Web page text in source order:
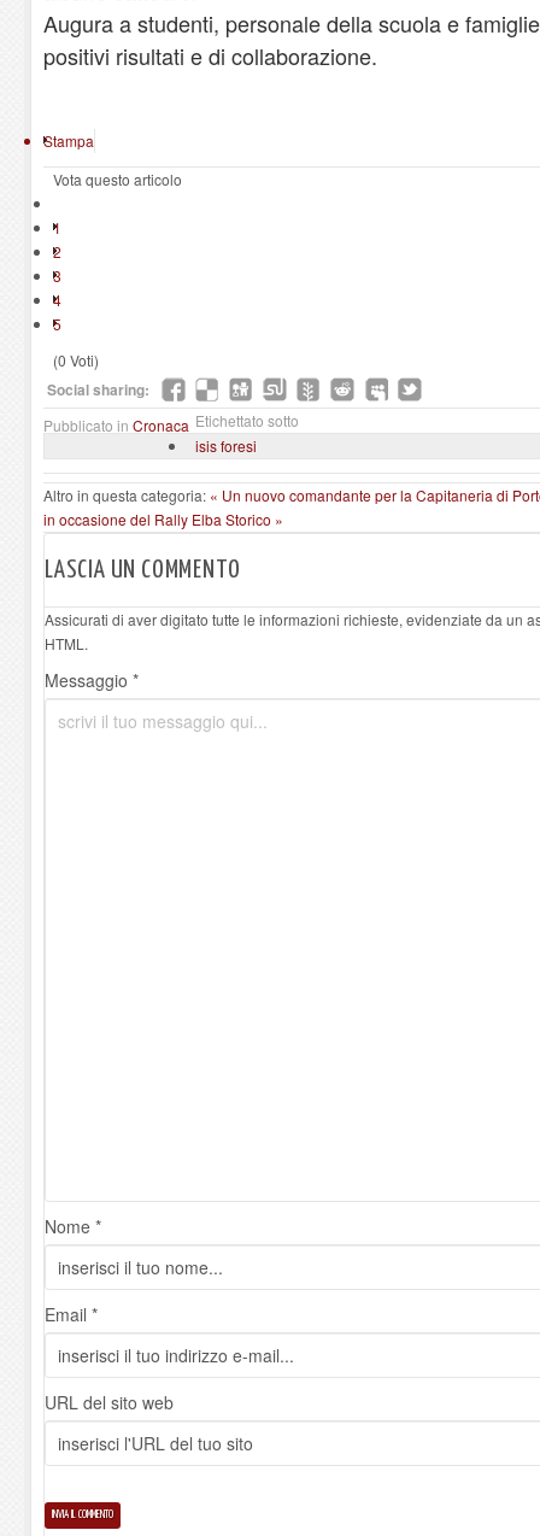
Augura a studenti, personale della scuola e
positivi risultati e di collaborazione.
Stampa
Vota questo articolo
1
2
3
4
5
(0 Voti)
Social sharing:
Pubblicato in Cronaca Etichettato sotto
isis foresi
Altro in questa categoria: « Un nuovo comandante per la Capitaneria di
in occasione del Rally Elba Storico »
LASCIA UN COMMENTO
Assicurati di aver digitato tutte le informazioni richieste, evidenziate da un
HTML.
Messaggio *
Nome *
Email *
URL del sito web